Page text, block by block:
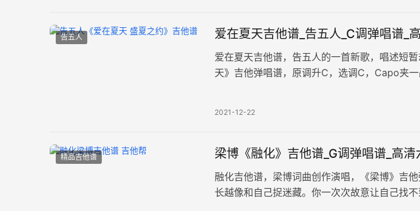
告五人 爱在夏天吉他谱_告五人_C调弹唱谱_
爱在夏天吉他谱，告五人的一首新歌，唱述短
天》吉他弹唱谱，原调升C，选调C，Capo夹
2021-12-22
精品吉他谱 梁博《融化》吉他谱_G调弹唱谱_高清
融化吉他谱，梁博词曲创作演唱，《梁博》吉
长越像和自己捉迷藏。你一次次故意让自己找